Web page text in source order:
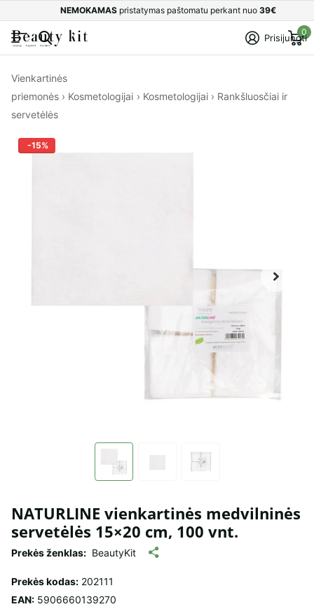
NEMOKAMAS pristatymas paštomatu perkant nuo 39€
Prisijungti
0
Vienkartinės
priemonės › Kosmetologijai › Kosmetologijai › Rankšluosčiai ir
servetėlės
-15%
NATURLINE vienkartinės medvilninės
servetėlės 15×20 cm, 100 vnt.
Prekės ženklas: BeautyKit
Prekės kodas: 202111
EAN: 5906660139270